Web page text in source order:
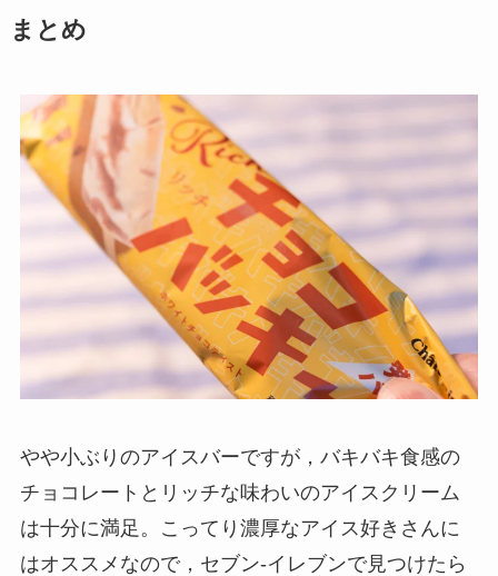
まとめ
やや小ぶりのアイスバーですが，バキバキ食感の
チョコレートとリッチな味わいのアイスクリーム
は十分に満足。こってり濃厚なアイス好きさんに
はオススメなので，セブン-イレブンで見つけたら